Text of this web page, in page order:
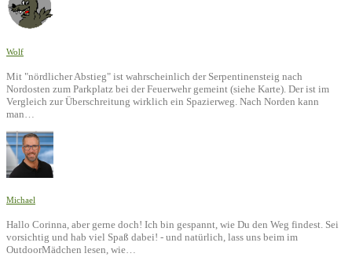
Wolf
Mit "nördlicher Abstieg" ist wahrscheinlich der Serpentinensteig nach
Nordosten zum Parkplatz bei der Feuerwehr gemeint (siehe Karte). Der ist im
Vergleich zur Überschreitung wirklich ein Spazierweg. Nach Norden kann
man…
Michael
Hallo Corinna, aber gerne doch! Ich bin gespannt, wie Du den Weg findest. Sei
vorsichtig und hab viel Spaß dabei! - und natürlich, lass uns beim im
OutdoorMädchen lesen, wie…